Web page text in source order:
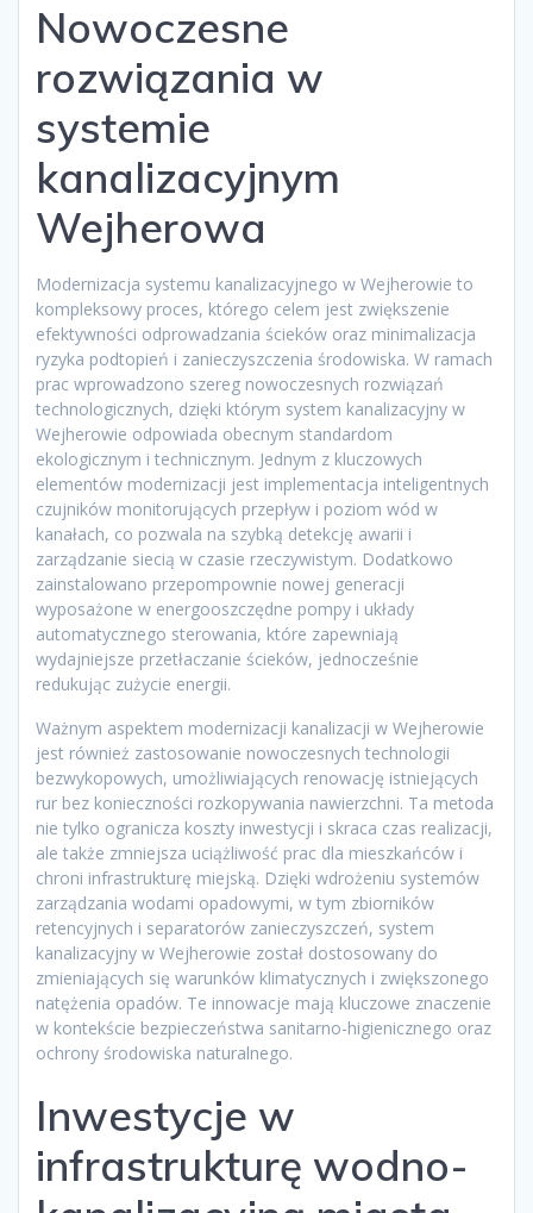
Nowoczesne
rozwiązania w
systemie
kanalizacyjnym
Wejherowa
Modernizacja systemu kanalizacyjnego w Wejherowie to
kompleksowy proces, którego celem jest zwiększenie
efektywności odprowadzania ścieków oraz minimalizacja
ryzyka podtopień i zanieczyszczenia środowiska. W ramach
prac wprowadzono szereg nowoczesnych rozwiązań
technologicznych, dzięki którym system kanalizacyjny w
Wejherowie odpowiada obecnym standardom
ekologicznym i technicznym. Jednym z kluczowych
elementów modernizacji jest implementacja inteligentnych
czujników monitorujących przepływ i poziom wód w
kanałach, co pozwala na szybką detekcję awarii i
zarządzanie siecią w czasie rzeczywistym. Dodatkowo
zainstalowano przepompownie nowej generacji
wyposażone w energooszczędne pompy i układy
automatycznego sterowania, które zapewniają
wydajniejsze przetłaczanie ścieków, jednocześnie
redukując zużycie energii.
Ważnym aspektem modernizacji kanalizacji w Wejherowie
jest również zastosowanie nowoczesnych technologii
bezwykopowych, umożliwiających renowację istniejących
rur bez konieczności rozkopywania nawierzchni. Ta metoda
nie tylko ogranicza koszty inwestycji i skraca czas realizacji,
ale także zmniejsza uciążliwość prac dla mieszkańców i
chroni infrastrukturę miejską. Dzięki wdrożeniu systemów
zarządzania wodami opadowymi, w tym zbiorników
retencyjnych i separatorów zanieczyszczeń, system
kanalizacyjny w Wejherowie został dostosowany do
zmieniających się warunków klimatycznych i zwiększonego
natężenia opadów. Te innowacje mają kluczowe znaczenie
w kontekście bezpieczeństwa sanitarno-higienicznego oraz
ochrony środowiska naturalnego.
Inwestycje w
infrastrukturę wodno-